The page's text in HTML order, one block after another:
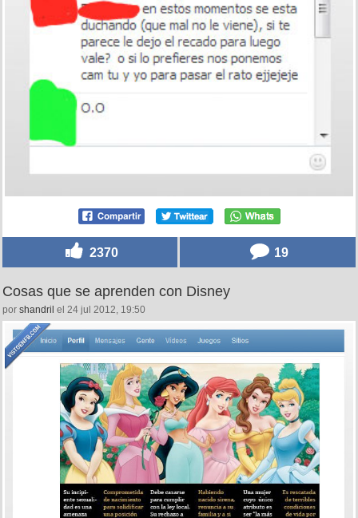
2370 19
Cosas que se aprenden con Disney
por shandril el 24 jul 2012, 19:50